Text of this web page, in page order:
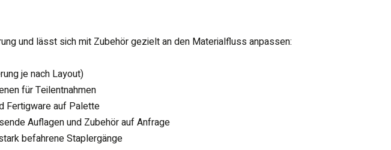
und lässt sich mit Zubehör gezielt an den Materialfluss anpassen:
je nach Layout)
für Teilentnahmen
Fertigware auf Palette
Auflagen und Zubehör auf Anfrage
befahrene Staplergänge